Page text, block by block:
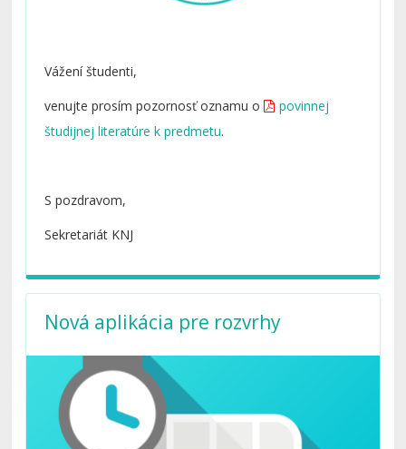
Vážení študenti,
venujte prosím pozornosť oznamu o
povinnej
študijnej literatúre k predmetu.
S pozdravom,
Sekretariát KNJ
Nová aplikácia pre rozvrhy